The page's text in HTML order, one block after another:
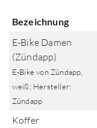
Bezeichnung
E-Bike Damen
(Zündapp)
E-Bike von Zündapp,
weiß; Hersteller:
Zündapp
Koffer